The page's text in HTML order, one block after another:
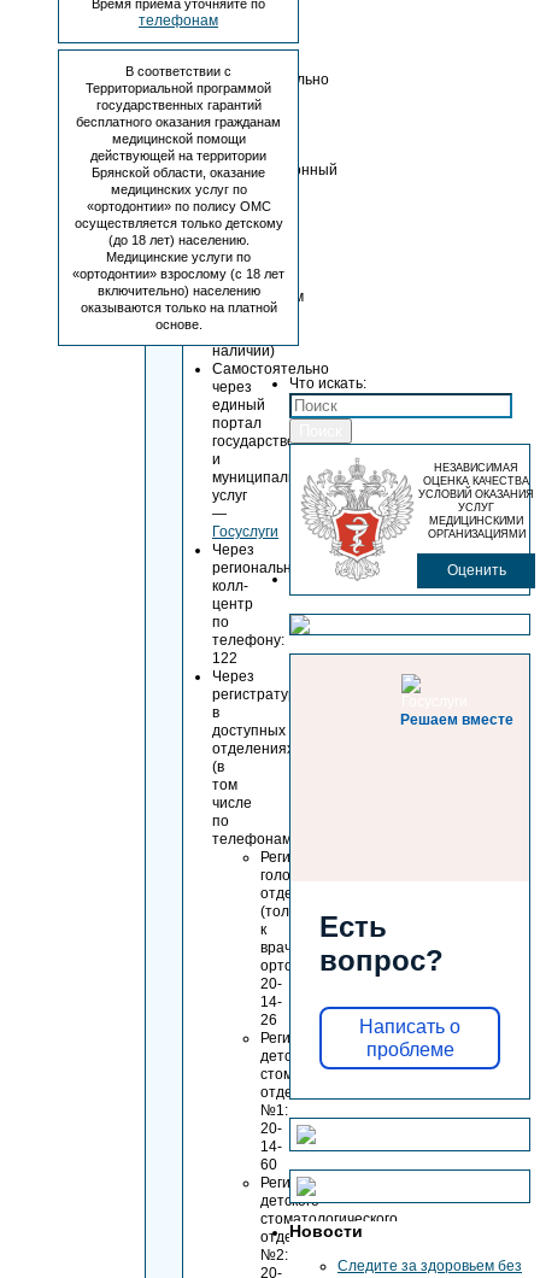
запись
(личный
кабинет)
Самостоятельно
через
имеющийся
в
учреждении
информационный
терминал
или
терминал
в
любом
другом
медицинском
учреждении
наличии)
Самостоятельно
через
единый
портал
государственных
и
муниципальных
услуг
—
Госуслуги
Через
региональный
колл-
центр
по
телефону:
122
Через
региcтратуру
в
доступных
отделениях
(в
том
числе
по
телефонам):
Регистратура
головного
отделения
(только
к
врачам-
ортодонтам):
20-
14-
26
Регистратура
детского
стоматологического
отделения
№1:
20-
14-
60
Регистратура
детского
стоматологического
отделения
№2:
20-
Время приема уточняйте по
телефонам
В соответствии с
Территориальной программой
государственных гарантий
бесплатного оказания гражданам
медицинской помощи
действующей на территории
Брянской области, оказание
медицинских услуг по
«ортодонтии» по полису ОМС
осуществляется только детскому
(до 18 лет) населению.
Медицинские услуги по
«ортодонтии» взрослому (с 18 лет
включительно) населению
оказываются только на платной
основе.
Что искать:
НЕЗАВИСИМАЯ
ОЦЕНКА КАЧЕСТВА
УСЛОВИЙ ОКАЗАНИЯ
УСЛУГ
МЕДИЦИНСКИМИ
ОРГАНИЗАЦИЯМИ
Оценить
Решаем вместе
Есть
вопрос?
Написать о
проблеме
Новости
Следите за здоровьем без